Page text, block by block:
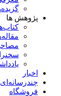
پژوهش ها
اخبار
چندرسانه‌ای
فروشگاه